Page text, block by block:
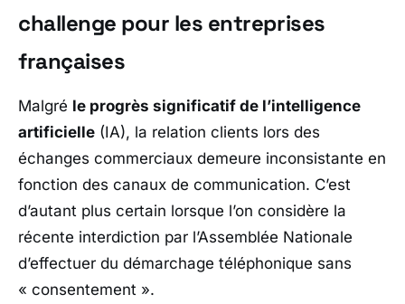
challenge pour les entreprises
françaises
Malgré le progrès significatif de l’intelligence
artificielle (IA), la relation clients lors des
échanges commerciaux demeure inconsistante en
fonction des canaux de communication. C’est
d’autant plus certain lorsque l’on considère la
récente interdiction par l’Assemblée Nationale
d’effectuer du démarchage téléphonique sans
« consentement ».